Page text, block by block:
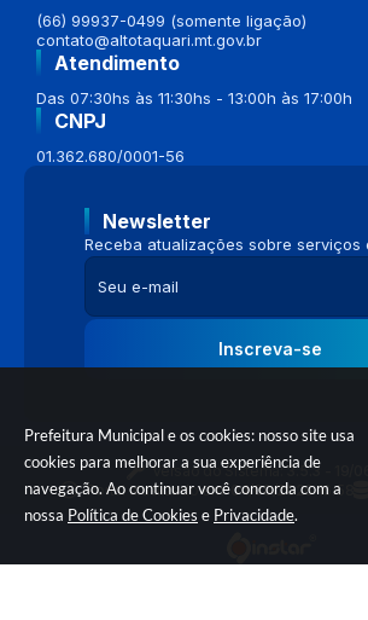
Prefeitura Municipal e os cookies: nosso site usa
cookies para melhorar a sua experiência de
navegação. Ao continuar você concorda com a
nossa Política de Cookies e Privacidade.
(66) 99937-0499 (somente ligação)
contato@altotaquari.mt.gov.br
Atendimento
Das 07:30hs às 11:30hs - 13:00h às 17:00h
CNPJ
01.362.680/0001-56
Newsletter
Receba atualizações sobre serviços
Inscreva-se
Versão do Sistema:3.5.3 - 19/
Portal atualizado em: 04/08/2026 16:58